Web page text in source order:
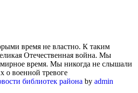
время не властно. К таким
Отечественная война. Мы
время. Мы никогда не слышали
о военной тревоге
библиотек района by admin